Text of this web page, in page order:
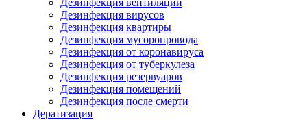
Дезинфекция вирусов
Дезинфекция квартиры
Дезинфекция мусоропровода
Дезинфекция от коронавируса
Дезинфекция от туберкулеза
Дезинфекция резервуаров
Дезинфекция помещений
Дезинфекция после смерти
Дератизация